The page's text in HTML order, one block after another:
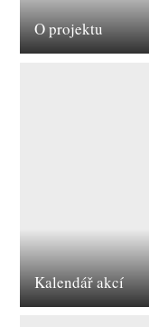
O projektu
Kalendář akcí